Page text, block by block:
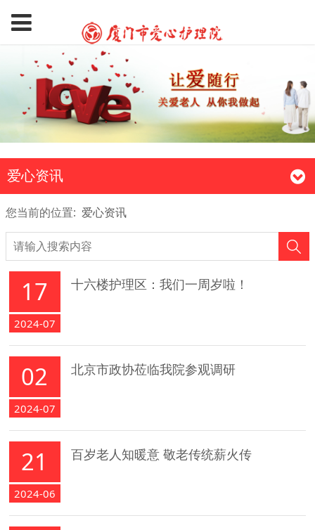
爱心资讯
您当前的位置: 爱心资讯
17
2024-07
十六楼护理区：我们一周岁啦！
02
2024-07
北京市政协莅临我院参观调研
21
2024-06
百岁老人知暖意 敬老传统薪火传